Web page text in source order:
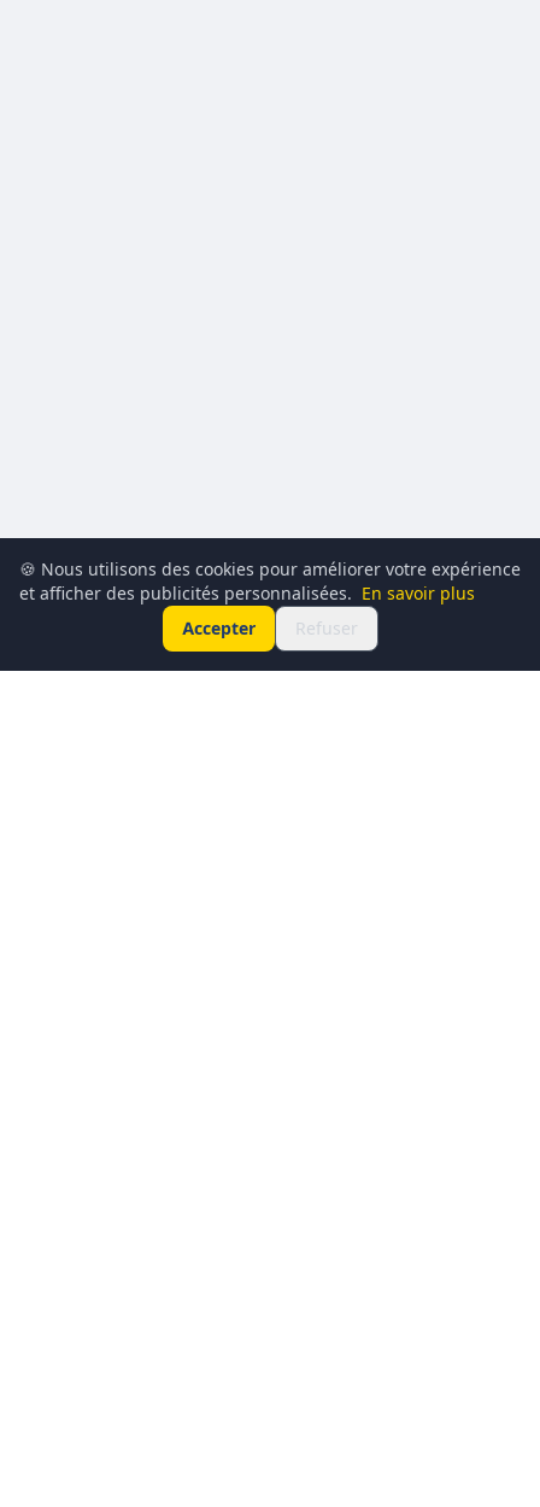
🍪 Nous utilisons des cookies pour améliorer votre expérience
et afficher des publicités personnalisées. En savoir plus
Accepter
Refuser